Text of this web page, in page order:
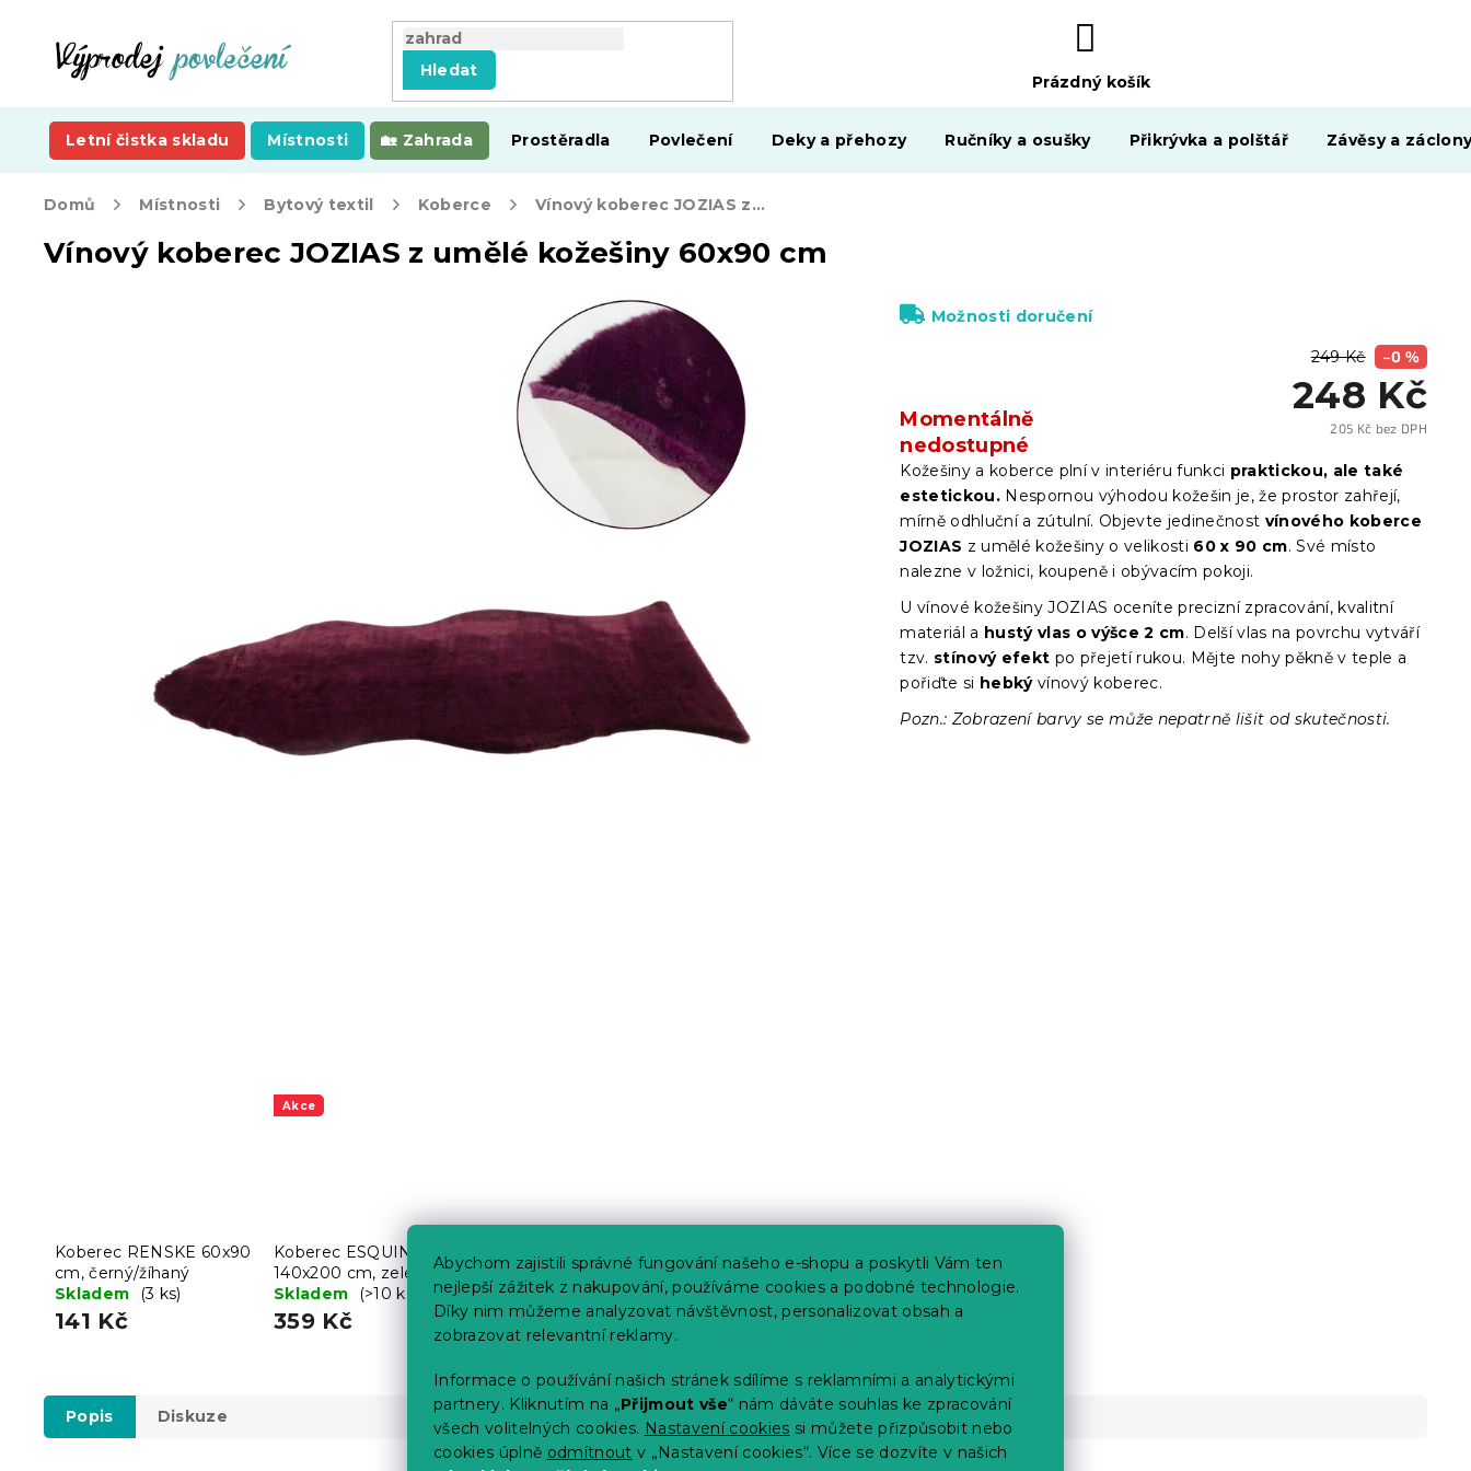
Abychom zajistili správné fungování našeho e-shopu a poskytli Vám ten
nejlepší zážitek z nakupování, používáme cookies a podobné technologie.
Díky nim můžeme analyzovat návštěvnost, personalizovat obsah a
zobrazovat relevantní reklamy.
Informace o používání našich stránek sdílíme s reklamními a analytickými
partnery. Kliknutím na „Přijmout vše“ nám dáváte souhlas ke zpracování
všech volitelných cookies. Nastavení cookies si můžete přizpůsobit nebo
cookies úplně odmítnout v „Nastavení cookies“. Více se dozvíte v našich
Hledat
NÁKUPNÍ
KOŠÍK
Prázdný košík
Letní čistka skladu Místnosti Zahrada Prostěradla Povlečení Deky a přehozy Ručníky a osušky Přikrývka a polštář Závěsy a
Domů Místnosti Bytový textil Koberce Vínový koberec JOZIAS z umělé kožešiny 60x90 cm
Vínový koberec JOZIAS z umělé kožešiny 60x90 cm
249 Kč –0 %
248 Kč
205 Kč bez DPH
Momentálně
nedostupné
Možnosti doručení
Kožešiny a koberce plní v interiéru funkci praktickou, ale také
estetickou. Nespornou výhodou kožešin je, že prostor zahřejí,
mírně odhluční a zútulní. Objevte jedinečnost vínového koberce
JOZIAS z umělé kožešiny o velikosti 60 x 90 cm. Své místo
nalezne v ložnici, koupeně i obývacím pokoji.
U vínové kožešiny JOZIAS oceníte precizní zpracování, kvalitní
materiál a hustý vlas o výšce 2 cm. Delší vlas na povrchu vytváří
tzv. stínový efekt po přejetí rukou. Mějte nohy pěkně v teple a
pořiďte si hebkývínový koberec.
Pozn.: Zobrazení barvy se může nepatrně lišit od skutečnosti.
Koberec RENSKE 60x90
cm, černý/žíhaný
Skladem
(3 ks)
141 Kč
Akce
Koberec ESQUINA
140x200 cm, zeleno-bílý
Skladem
(>10 ks)
359 Kč
Popis Diskuze